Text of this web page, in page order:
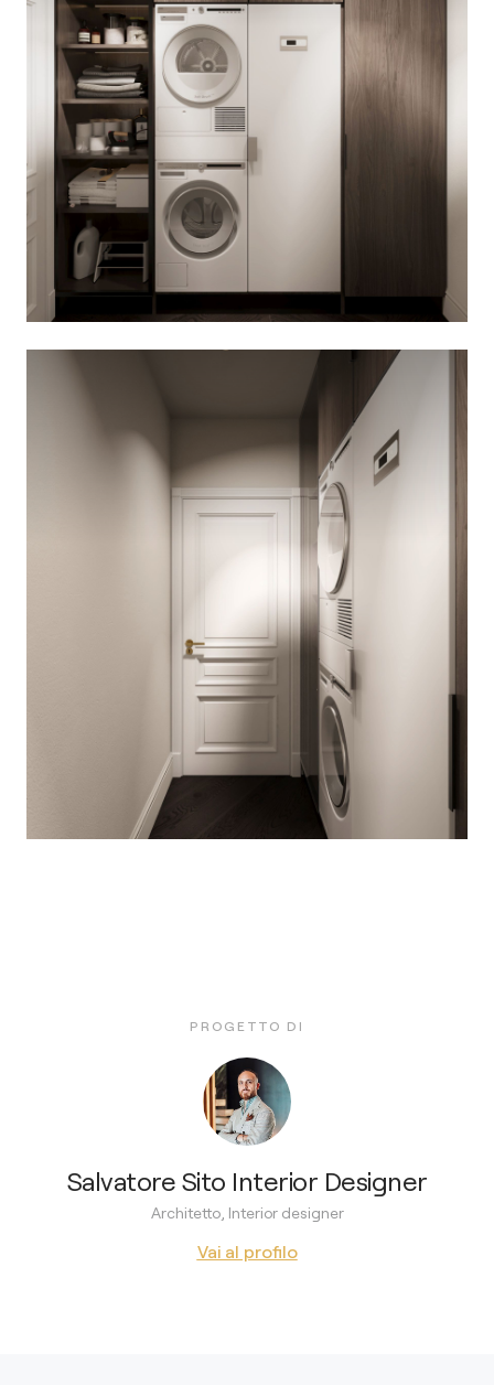
PROGETTO DI
Salvatore Sito Interior Designer
Architetto, Interior designer
Vai al profilo